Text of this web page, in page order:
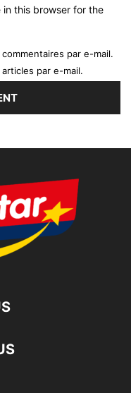
in this browser for the
par e-mail.
par e-mail.